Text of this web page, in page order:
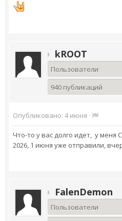
kROOT
Пользователи
940 публикаций
Опубликовано: 4 июня ·
Что-то у вас долго идет, у меня
2026, 1 июня уже отправили,
FalenDemon
Пользователи